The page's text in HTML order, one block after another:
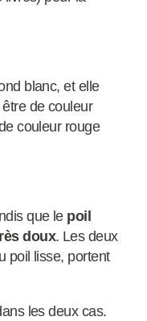
blanc, et elle
de couleur
couleur rouge
que le poil
doux. Les deux
poil lisse, portent
les deux cas.